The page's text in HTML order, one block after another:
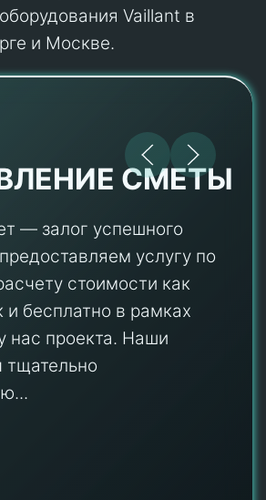
Vaillant в
и Москве.
СМЕТЫ
— залог успешного
услугу по
стоимости как
и бесплатно в рамках
нас проекта. Наши
тщательно